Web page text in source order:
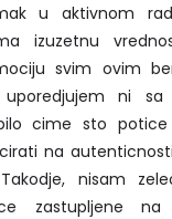
u aktivnom
izuzetnu
svim ovim
ni sa
cime sto
na
nisam
zastupljene na